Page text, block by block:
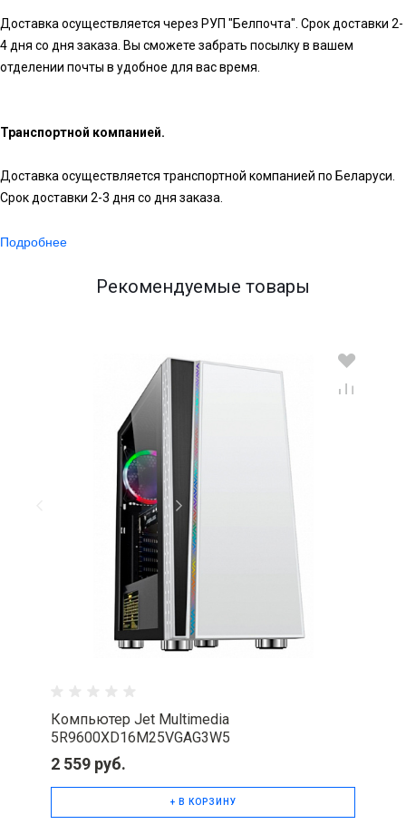
Доставка осуществляется через РУП "Белпочта". Срок доставки 2-
4 дня со дня заказа. Вы сможете забрать посылку в вашем
отделении почты в удобное для вас время.
Транспортной компанией.
Доставка осуществляется транспортной компанией по Беларуси.
Срок доставки 2-3 дня со дня заказа.
Подробнее
Рекомендуемые товары
Компьютер Jet Multimedia
5R9600XD16M25VGAG3W5
2 559 руб.
+ В КОРЗИНУ